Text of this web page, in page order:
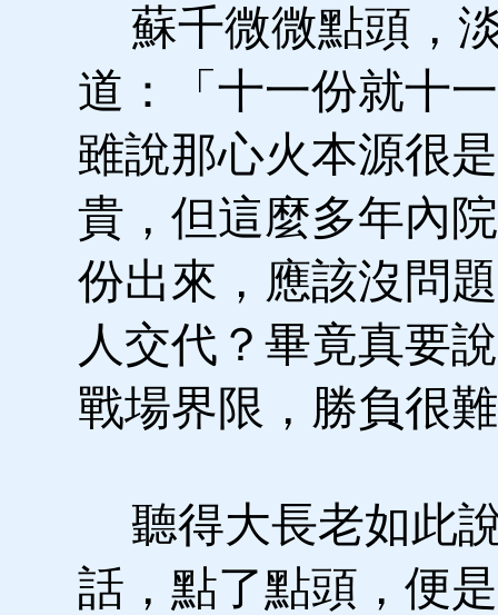
蘇千微微點頭，
道：「十一份就十
雖說那心火本源很
貴，但這麼多年內
份出來，應該沒問
人交代？畢竟真要
戰場界限，勝負很
聽得大長老如此
話，點了點頭，便